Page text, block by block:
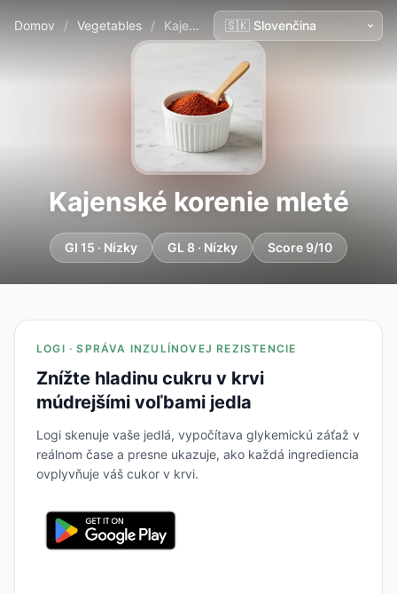
Domov / Vegetables / Kajenské korenie mleté
Kajenské korenie mleté
GI 15 · Nízky GL 8 · Nízky Score 9/10
LOGI · SPRÁVA INZULÍNOVEJ REZISTENCIE
Znížte hladinu cukru v krvi
múdrejšími voľbami jedla
Logi skenuje vaše jedlá, vypočítava glykemickú záťaž v
reálnom čase a presne ukazuje, ako každá ingrediencia
ovplyvňuje váš cukor v krvi.